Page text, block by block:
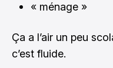
« ménage »
Ça a l’air un peu
c’est fluide.